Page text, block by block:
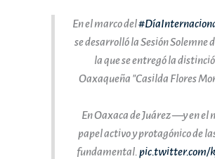
En el marco del
se desarrolló la Sesión Solemne
la que se entregó la
Oaxaqueña "Casilda Flores
En Oaxaca de Juárez —y en
papel activo y protagónico de
fundamental.pic.twitter.com/